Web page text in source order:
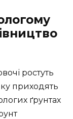
ростуть
приходять
ґрунтах